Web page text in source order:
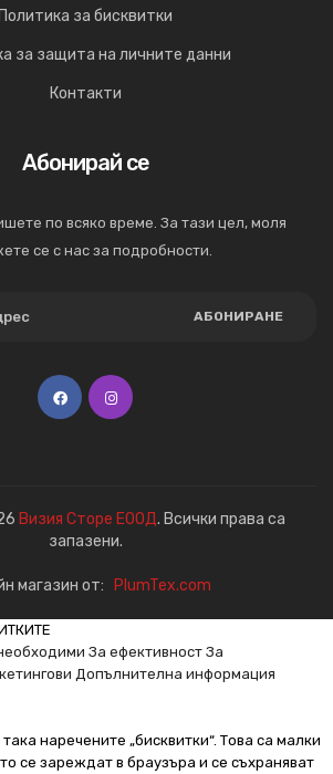
Политика за бисквитки
за защита на личните данни
Контакти
Абонирай се
по всяко време. За тази цел, моля
се с нас за подробности.
АБОНИРАНЕ
Визия Сторе ЕООД. Всички права са
запазени.
магазин от: PlumTex.com
За ефективност За
Допълнителна информация
наречените „бисквитки“. Това са малки
се зареждат в браузъра и се съхраняват